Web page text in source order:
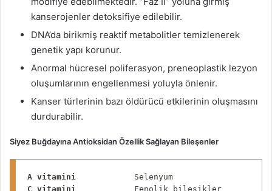
kanserojenler detoksifiye edilebilir.
DNA’da birikmiş reaktif metabolitler temizlenerek
genetik yapı korunur.
Anormal hücresel poliferasyon, preneoplastik lezyon
oluşumlarının engellenmesi yoluyla önlenir.
Kanser türlerinin bazı öldürücü etkilerinin oluşmasını
durdurabilir.
Siyez Buğdayına Antioksidan Özellik Sağlayan Bileşenler
A vitamini
            Selenyum
C vitamini
           Fenolik bileşikler